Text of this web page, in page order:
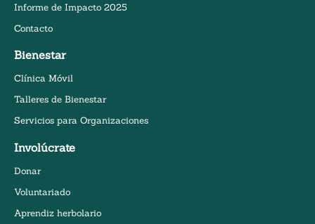
Informe de Impacto 2025
Contacto
Bienestar
Clínica Móvil
Talleres de Bienestar
Servicios para Organizaciones
Involúcrate
Donar
Voluntariado
Aprendiz herbolario